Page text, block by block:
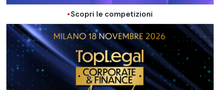
Scopri le competizioni